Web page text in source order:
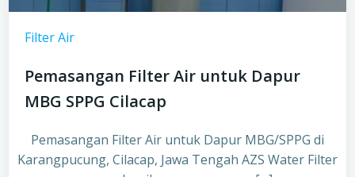
Filter Air
Pemasangan Filter Air untuk Dapur
MBG SPPG Cilacap
Pemasangan Filter Air untuk Dapur MBG/SPPG di
Karangpucung, Cilacap, Jawa Tengah AZS Water Filter